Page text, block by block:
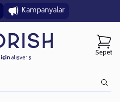
Kampanyalar
Sepet